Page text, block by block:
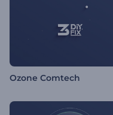
Ozone Comtech